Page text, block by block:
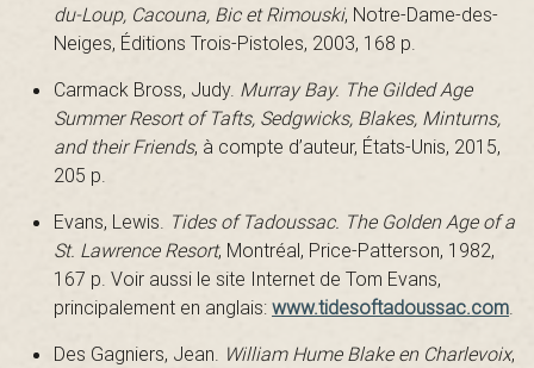
du-Loup, Cacouna, Bic et Rimouski, Notre-Dame-des-
Neiges, Éditions Trois-Pistoles, 2003, 168 p.
Carmack Bross, Judy. Murray Bay. The Gilded Age
Summer Resort of Tafts, Sedgwicks, Blakes, Minturns,
and their Friends, à compte d’auteur, États-Unis, 2015,
205 p.
Evans, Lewis. Tides of Tadoussac. The Golden Age of a
St. Lawrence Resort, Montréal, Price-Patterson, 1982,
167 p. Voir aussi le site Internet de Tom Evans,
principalement en anglais: www.tidesoftadoussac.com.
Des Gagniers, Jean. William Hume Blake en Charlevoix,